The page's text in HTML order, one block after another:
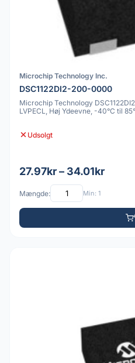
Microchip Technology Inc.
DSC1122DI2-200-0000
Microchip Technology
LVPECL, Høj Ydeevne, -40°C til
Udsolgt
27.97kr – 34.01kr
Mængde: Min: 1